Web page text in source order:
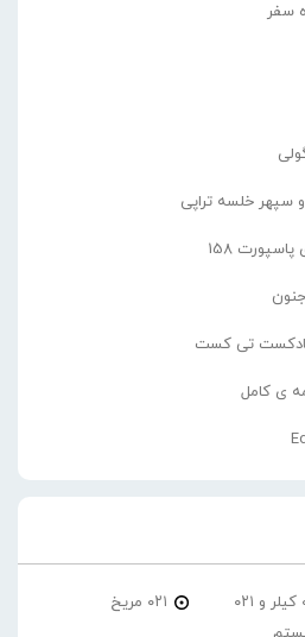
سفر
سپهر خلسه تراپی
158
پادکست تی کست
ی کامل
۰۲۱ کیلر و ۰۲۱
۰۲۱ مریخ